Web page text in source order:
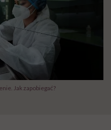
Jak zapobiegać?